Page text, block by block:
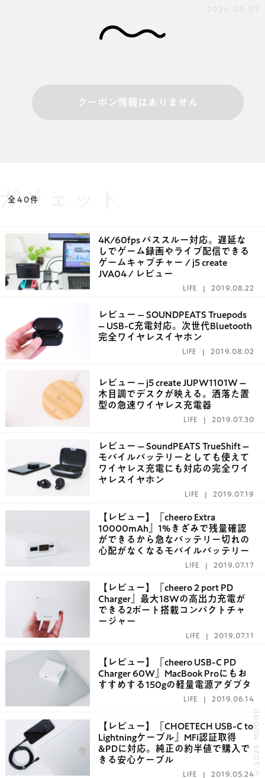
クーポン情報はありません
ジェット
全40件
4K/60fps パススルー対応。遅延な
しでゲーム録画やライブ配信できる
ゲームキャプチャー / j5 create
JVA04 / レビュー
LIFE 2019.08.22
レビュー – SOUNDPEATS Truepods
– USB-C充電対応。次世代Bluetooth
完全ワイヤレスイヤホン
LIFE 2019.08.02
レビュー – j5 create JUPW1101W –
木目調でデスクが映える。洒落た置
型の急速ワイヤレス充電器
LIFE 2019.07.30
レビュー – SoundPEATS TrueShift –
モバイルバッテリーとしても使えて
ワイヤレス充電にも対応の完全ワイ
ヤレスイヤホン
LIFE 2019.07.19
【レビュー】『cheero Extra
10000mAh』1%きざみで残量確認
ができるから急なバッテリー切れの
心配がなくなるモバイルバッテリー
LIFE 2019.07.17
【レビュー】『cheero 2 port PD
Charger』最大18Wの高出力充電が
できる2ポート搭載コンパクトチャ
ージャー
LIFE 2019.07.11
【レビュー】『cheero USB-C PD
Charger 60W』MacBook Proにもお
すすめする150gの軽量電源アダプタ
LIFE 2019.06.14
【レビュー】『CHOETECH USB-C to
Lightningケーブル』MFi認証取得
&PDに対応。純正の約半値で購入で
きる安心ケーブル
LIFE 2019.05.24© 2026 MOOOII.